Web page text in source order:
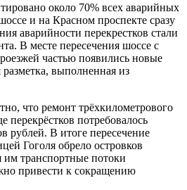
около 70% всех аварийных
и на Красном проспекте сразу
аварийности перекрестков стали
В месте пересечения шоссе с
частью появились новые
выполненная из
что ремонт трёхкилометрового
перекрёстков потребовалось
рублей. В итоге пересечение
Гоголя обрело островков
им транспортные потоки
привести к сокращению